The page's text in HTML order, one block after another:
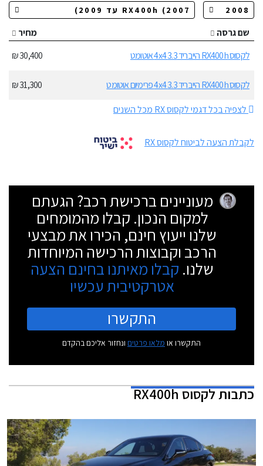
שם גרסה
מחיר
לקסוס RX400h הייבריד 3.3 4x4 אוטומט
30,400 ₪
לקסוס RX400h הייבריד 3.3 4x4 פרימיום אוטומט
31,300 ₪
לצפיה בכל דגמי לקסוס RX מכל השנים
לקבלת הצעה לביטוח לקסוס RX
מעוניינים ברכישת רכב? הגעתם
למקום הנכון. קבלו מהמומחים
שלנו ייעוץ חינם, הכירו את מבצעי
הרכב וקבוצות הרכישה המיוחדות
שלנו. קבלו מאיתנו בחינם הצעה
אטרקטיבית עכשיו
התקשרו
התקשרו או מלאו פרטים ונחזור אליכם בהקדם
כתבותלקסוס RX400h